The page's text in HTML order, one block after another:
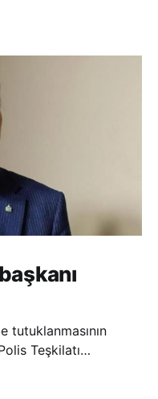
tutuklanmasının
Teşkilatı